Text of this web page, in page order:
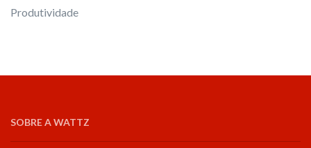
Produtividade
SOBRE A WATTZ